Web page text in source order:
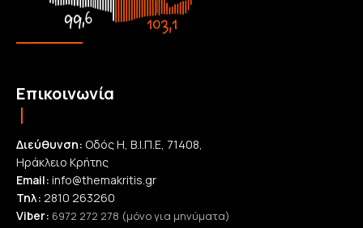
Επικοινωνία
Διεύθυνση: Οδός Η, Β.Ι.Π.Ε, 71408,
Ηράκλειο Κρήτης
Email: info@themakritis.gr
Τηλ: 2810 263260
Viber: 6972 272 278 (μόνο για μηνύματα)